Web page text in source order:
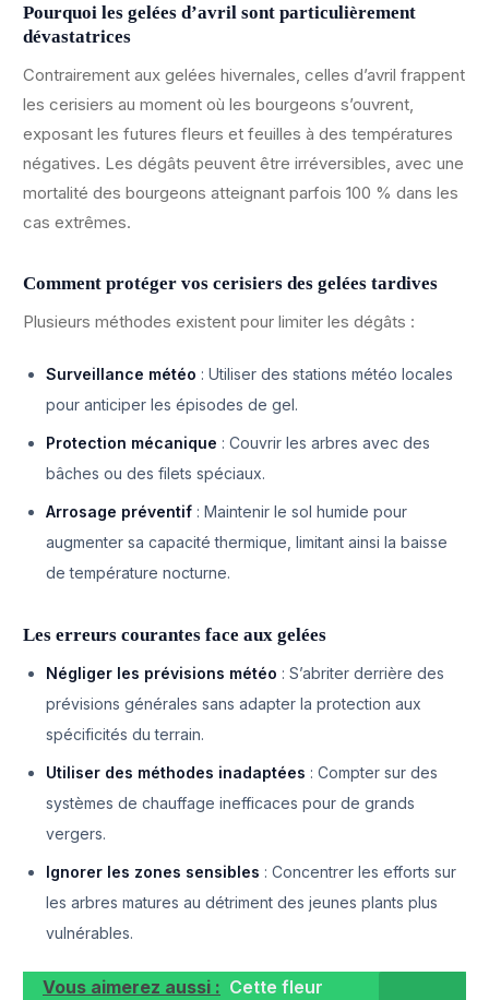
Pourquoi les gelées d’avril sont particulièrement
dévastatrices
Contrairement aux gelées hivernales, celles d’avril frappent
les cerisiers au moment où les bourgeons s’ouvrent,
exposant les futures fleurs et feuilles à des températures
négatives. Les dégâts peuvent être irréversibles, avec une
mortalité des bourgeons atteignant parfois 100 % dans les
cas extrêmes.
Comment protéger vos cerisiers des gelées tardives
Plusieurs méthodes existent pour limiter les dégâts :
Surveillance météo : Utiliser des stations météo locales
pour anticiper les épisodes de gel.
Protection mécanique : Couvrir les arbres avec des
bâches ou des filets spéciaux.
Arrosage préventif : Maintenir le sol humide pour
augmenter sa capacité thermique, limitant ainsi la baisse
de température nocturne.
Les erreurs courantes face aux gelées
Négliger les prévisions météo : S’abriter derrière des
prévisions générales sans adapter la protection aux
spécificités du terrain.
Utiliser des méthodes inadaptées : Compter sur des
systèmes de chauffage inefficaces pour de grands
vergers.
Ignorer les zones sensibles : Concentrer les efforts sur
les arbres matures au détriment des jeunes plants plus
vulnérables.
Vous aimerez aussi : Cette fleur